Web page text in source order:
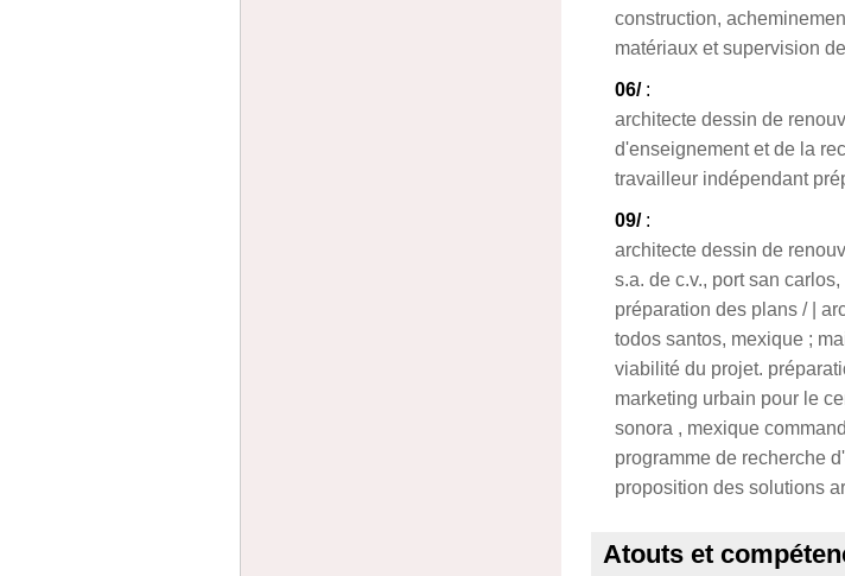
construction,
matériaux et supervision
06/:
architecte dessin de
d'enseignement et de la
travailleur indépendant
09/:
architecte dessin de
s.a. de c.v., port san
préparation des plans / |
todos santos, mexique ;
viabilité du projet.
marketing urbain pour le
sonora , mexique
programme de recherche
proposition des solutions
Atouts et